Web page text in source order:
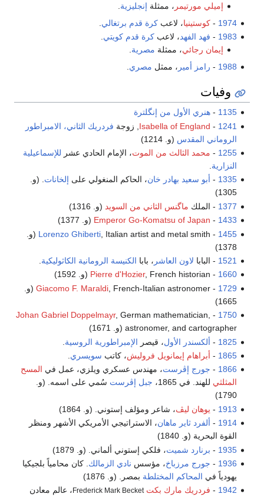
إميلي مورتيمر ، ممثلة إنجليزية
1974
-كوستينيا، لاعبكرة قدم برتغالي
1983
- فهد الفهد، لاعبكرة قدم كويتي
إيمان رجائي، ممثلة مصرية
1988
- رامز أمير ، ممثل مصري
وفيات
1135
-هنري الأول من إنگلترة
1241
-
Isabella of England , زوجة فردريك الثاني، الامبراطور
الروماني المقدس (و. 1214)
1255
- محمد الثالث من الموت، الإمام الحادي عشر للإسماعيلية
النزارية
1335
- أبو سعيد بهادر خان، الحاكم المنغولي على إلخانات. (و.
1305)
1377 - الملك ماگنس الثاني من السويد (و. 1316)
1433
-
Emperor Go-Komatsu of Japan (و. 1377)
1455
-
Lorenzo Ghiberti , Italian artist and metal smith (و.
1378)
1521 - البابا لاون العاشر ، بابا الكنيسة الرومانية الكاثوليكية
1660
-
Pierre d'Hozier, French historian (و. 1592)
1729
-
Giacomo F. Maraldi , French-Italian astronomer (و.
1665)
1750
-
Johan Gabriel Doppelmayr, German mathematician,
astronomer, and cartographer (و. 1671)
1825
- ألكسندر الأول، قيصر الإمبراطورية الروسية
1865
- أبراهام إيمانويل فروليش، كاتب سويسري
1866
- جورج إڤرست، مهندس عسكري ويلزي، عمل في المسح
المثلثي للهند. في 1865، جبل إڤرست سُمي على اسمه. (و.
1790)
1913
- يوهان ليڤ، شاعر ومؤلف إستوني. (و. 1864)
1914
- ألفرد ثاير ماهان، الاستراتيجي الأمريكي الأشهر ومنظر
القوة البحرية (و. 1840)
1935
- برنارد شميت، فلكي إستوني ألماني. (و. 1879)
1936
- جورج مرزباخ، مؤسس نادي الزمالك . كان محامياً بلجيكيا
يهودياً في المحاكم المختلطة بمصر. (و. 1876)
1942
- فردريك مارك بكت Frederick Mark Becket ، عالم معادن